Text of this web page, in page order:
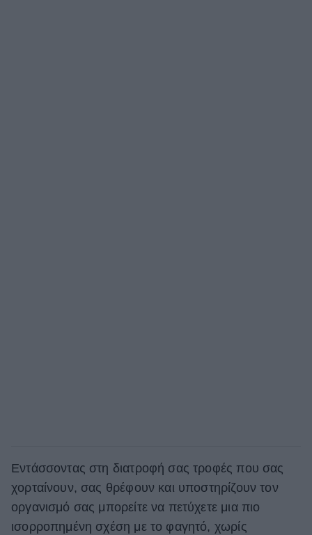
Εντάσσοντας στη διατροφή σας τροφές που σας
χορταίνουν, σας θρέφουν και υποστηρίζουν τον
οργανισμό σας μπορείτε να πετύχετε μια πιο
ισορροπημένη σχέση με το φαγητό, χωρίς